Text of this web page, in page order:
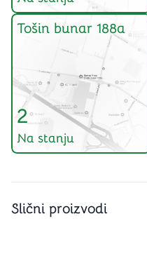
Tošin bunar 188a
2
Na stanju
Slični proizvodi